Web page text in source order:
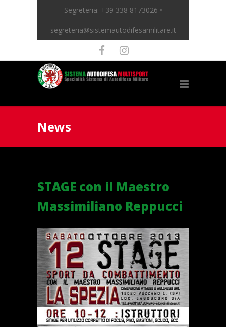
Segreteria: +39 338 8173026 •
segreteria@sistemautodifesamilitare.it
News
STAGE con il Maestro
Massimiliano Reppucci